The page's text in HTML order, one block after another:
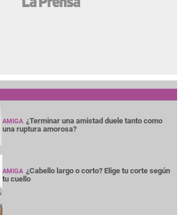
AMIGA ¿Terminar una amistad duele tanto como
una ruptura amorosa?
AMIGA ¿Cabello largo o corto? Elige tu corte según
tu cuello